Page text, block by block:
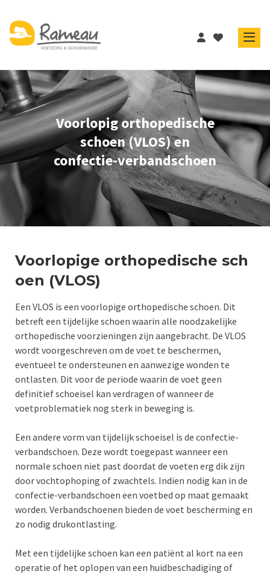
Voorlopig orthopedische
schoen (VLOS) en
confectie-verbandschoen
Voorlopige orthopedische sch
oen (VLOS)
Een VLOS is een voorlopige orthopedische schoen. Dit
betreft een tijdelijke schoen waarin alle noodzakelijke
orthopedische voorzieningen zijn aangebracht. De VLOS
wordt voorgeschreven om de voet te beschermen,
eventueel te ondersteunen en aanwezige wonden te
ontlasten. Dit voor de periode waarin de voet geen
definitief schoeisel kan verdragen of wanneer de
voetproblematiek nog sterk in beweging is.
Een andere vorm van tijdelijk schoeisel is de confectie-
verbandschoen. Deze wordt toegepast wanneer een
normale schoen niet past doordat de voeten erg dik zijn
door vochtophoping of zwachtels. Indien nodig kan in de
confectie-verbandschoen een voetbed op maat gemaakt
worden. Verbandschoenen bieden de voet bescherming en
zo nodig drukontlasting.
Met een tijdelijke schoen kan een patiënt al kort na een
operatie of het oplopen van een huidbeschadiging of